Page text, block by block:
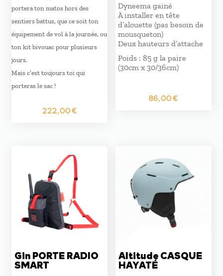
portera ton matos hors des
sentiers battus, que ce soit ton
équipement de vol à la journée, ou
ton kit bivouac pour plusieurs
jours.
Mais c’est toujours toi qui
porteras le sac !
222,00€
Dyneema gainé
À installer en tête
d’alouette (pas besoin de
mousqueton)
Deux hauteurs d’attache
Poids : 85 g la paire
(30cm x 30/36cm)
86,00€
Gin PORTE RADIO
SMART
Altitude CASQUE
HAYATÉ